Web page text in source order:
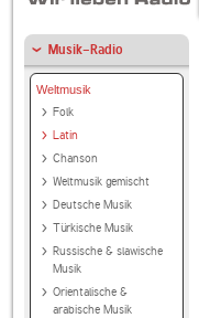
Musik-Radio
Weltmusik
Folk
Latin
Chanson
Weltmusik gemischt
Deutsche Musik
Türkische Musik
Russische & slawische
Musik
Orientalische &
arabische Musik